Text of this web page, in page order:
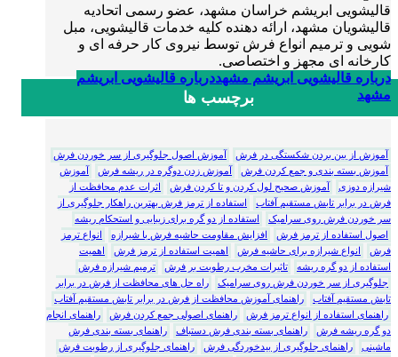
قالیشویی ابریشم خراسان مشهد، عضو رسمی اتحادیه
قالیشویان مشهد، ارائه دهنده کلیه خدمات قالیشویی، مبل
شویی و ترمیم انواع فرش توسط نیروی کار حرفه ای و
کارخانه ای مجهز و اختصاصی.
درباره قالیشویی ابریشم مشهددرباره قالیشویی ابریشم
مشهد
برچسب ها
آموزش از بین بردن شکستگی در فرش
آموزش اصول جلوگیری از سر خوردن فرش
آموزش بسته بندی و جمع کردن فرش
آموزش زدن دوگره در ریشه فرش
آموزش
شیرازه دوزی
آموزش صحیح لول کردن و تا کردن فرش
اثرات عدم محافظت از
فرش در برابر تابش مستقیم آفتاب
استفاده از ترمز فرش بهترین راهکار جلوگیری از
سر خوردن فرش روی سرامیک
استفاده از دو گره برای زیبایی و استحکام ریشه
اصول استفاده از ترمز فرش
افزایش مقاومت حاشیه فرش با شیرازه
انواع ترمز
فرش
انواع شیرازه برای حاشیه فرش اهمیت استفاده از ترمز فرش
اهمیت
استفاده از دو گره ریشه
تاثیرات مخرب رطوبت بر فرش
ترمیم شیرازه فرش
جلوگیری از سر خوردن فرش روی سرامیک
راه حل های محافظت از فرش در برابر
تابش مستقیم آفتاب
راهنمای آموزش محافظت از فرش در برابر تابش مستقیم آفتاب
راهنمای استفاده از انواع ترمز فرش
راهنمای اصولی جمع کردن فرش
راهنمای انجام
دو گره ریشه فرش
راهنمای بسته بندی فرش دستباف
راهنمای بسته بندی فرش
ماشینی
راهنمای جلوگیری از بیدخوردگی فرش
راهنمای جلوگیری از رطوبت فرش